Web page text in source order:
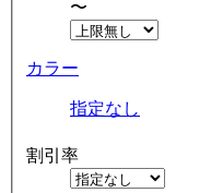
〜
カラー
指定なし
割引率